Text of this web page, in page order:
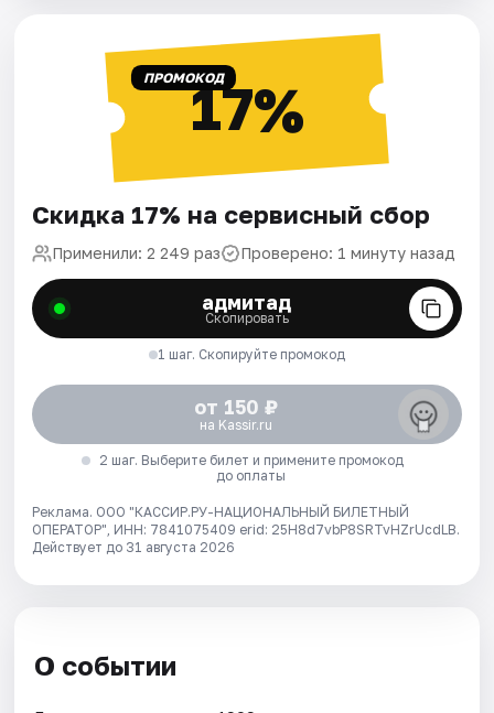
ПРОМОКОД17%
Скидка 17% на сервисный сбор
Применили: 2 249 раз Проверено: 1 минуту назад
адмитад
Скопировать
1 шаг. Скопируйте промокод
от 150 ₽
на Kassir.ru
2 шаг. Выберите билет и примените промокод
до оплаты
Реклама. ООО "КАССИР.РУ-НАЦИОНАЛЬНЫЙ БИЛЕТНЫЙ
ОПЕРАТОР", ИНН: 7841075409 erid: 25H8d7vbP8SRTvHZrUcdLB.
Действует до 31 августа 2026
О событии